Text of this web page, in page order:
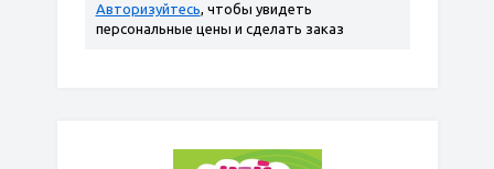
Авторизуйтесь, чтобы увидеть
персональные цены и сделать заказ